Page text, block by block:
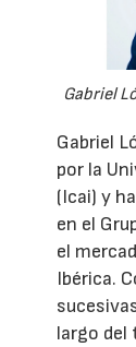
Gabriel
Gabriel
por la
(Icai) y
en el
el
Ibérica.
largo del